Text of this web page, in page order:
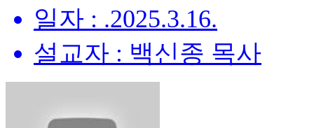
일자 : .2025.3.16.
설교자 : 백신종 목사